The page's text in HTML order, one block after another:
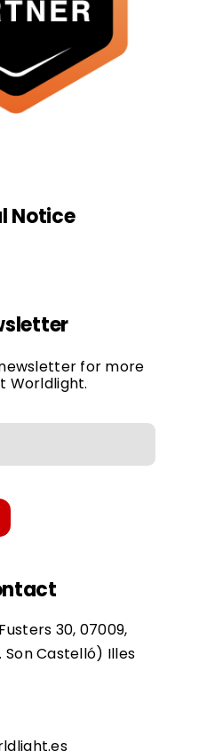
Notice
for more
Worldlight.
30, 07009,
Son Castelló) Illes